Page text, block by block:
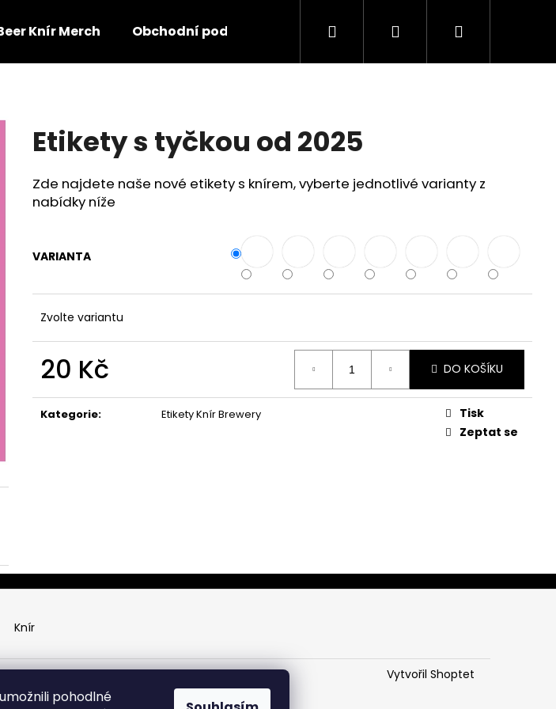
pohodlné
Knír Merch Obchodní podmínky Hledat PřihlášeníNákupní
Etikety s tyčkou od 2025
Zde najdete naše nové etikety s knírem, vyberte jednotlivé varianty z
nabídky níže
VARIANTA
Zvolte variantu
20 Kč
cena:
DO KOŠÍKU
Kategorie: Etikety Knír Brewery
Tisk
Zeptat se
HLEDAT
Knír
Vytvořil Shoptet